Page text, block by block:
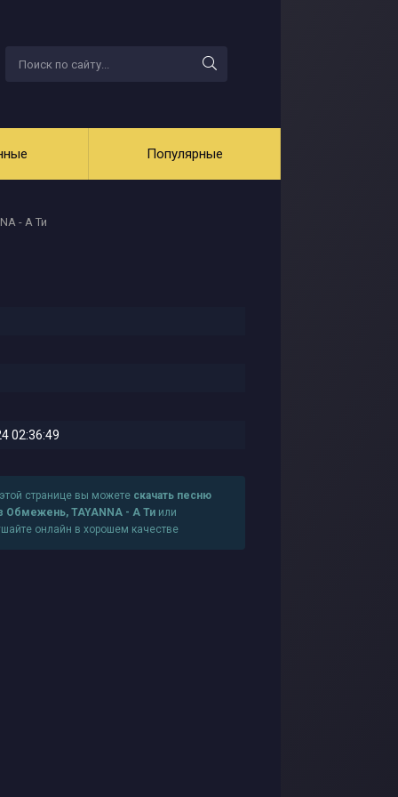
Популярные
- А Ти
02:36:49
странице вы можете скачать песню
Обмежень, TAYANNA - А Ти или
онлайн в хорошем качестве